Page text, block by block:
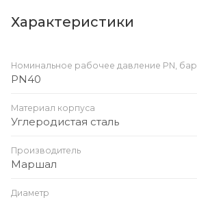
Характеристики
Номинальное рабочее давление PN, бар
PN40
Материал корпуса
Углеродистая сталь
Производитель
Маршал
Диаметр